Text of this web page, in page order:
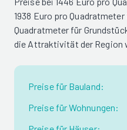
1938 Euro pro
Quadratmeter für
die Attraktivität der Region
Preise für Bauland:
Preise für Wohnungen: